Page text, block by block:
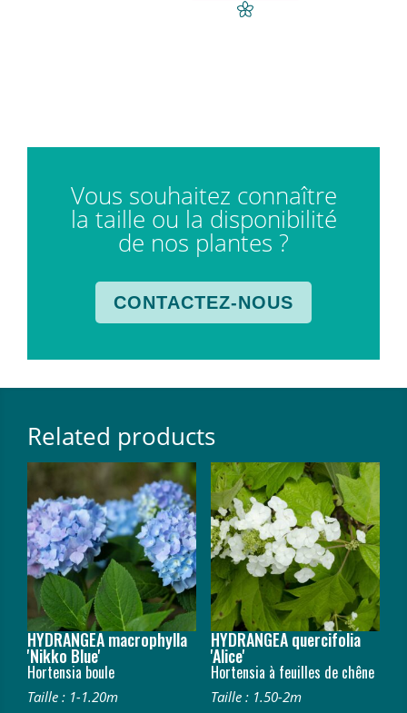
Vous souhaitez connaître
la taille ou la disponibilité
de nos plantes ?
CONTACTEZ-NOUS
Related products
HYDRANGEA macrophylla
'Nikko Blue'
Hortensia boule
Taille : 1-1.20m
HYDRANGEA quercifolia
'Alice'
Hortensia à feuilles de chêne
Taille : 1.50-2m